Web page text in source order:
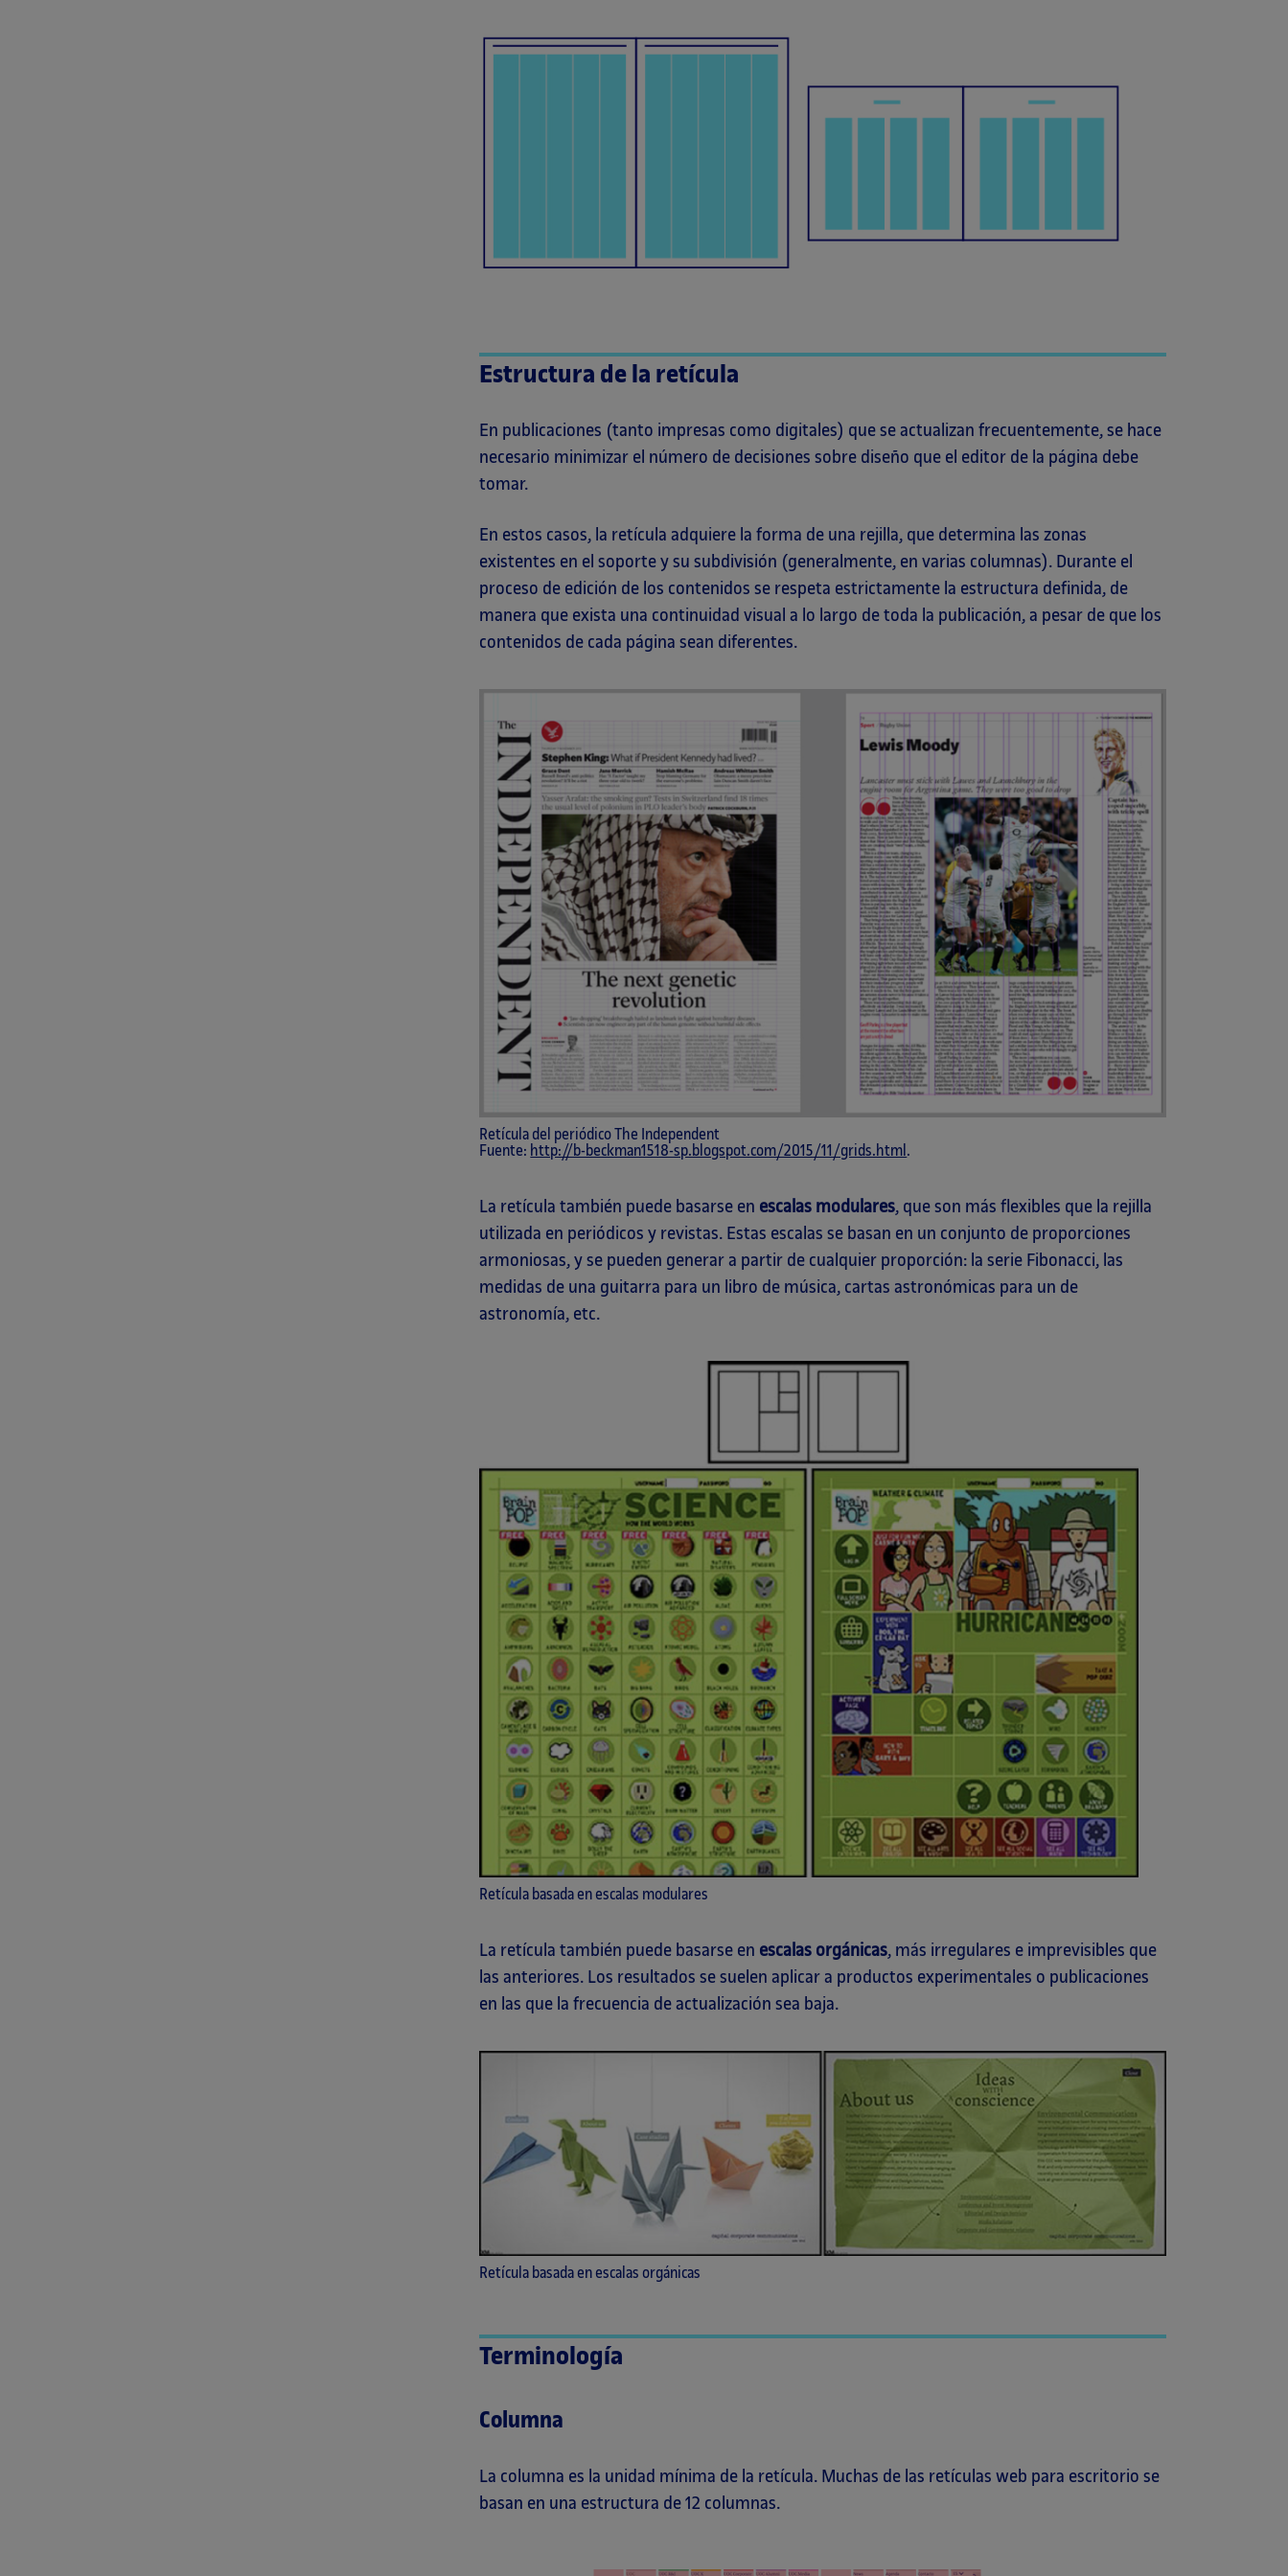
Estructura de la retícula
En publicaciones (tanto impresas como digitales) que se actualizan frecuentemente, se hace
necesario minimizar el número de decisiones sobre diseño que el editor de la página debe
tomar.
En estos casos, la retícula adquiere la forma de una rejilla, que determina las zonas
existentes en el soporte y su subdivisión (generalmente, en varias columnas). Durante el
proceso de edición de los contenidos se respeta estrictamente la estructura definida, de
manera que exista una continuidad visual a lo largo de toda la publicación, a pesar de que los
contenidos de cada página sean diferentes.
Retícula del periódico The Independent
Fuente: http://b-beckman1518-sp.blogspot.com/2015/11/grids.html .
La retícula también puede basarse en escalas modulares, que son más flexibles que la rejilla
utilizada en periódicos y revistas. Estas escalas se basan en un conjunto de proporciones
armoniosas, y se pueden generar a partir de cualquier proporción: la serie Fibonacci, las
medidas de una guitarra para un libro de música, cartas astronómicas para un de
astronomía, etc.
Retícula basada en escalas modulares
La retícula también puede basarse en escalas orgánicas, más irregulares e imprevisibles que
las anteriores. Los resultados se suelen aplicar a productos experimentales o publicaciones
en las que la frecuencia de actualización sea baja.
Retícula basada en escalas orgánicas
Terminología
Columna
La columna es la unidad mínima de la retícula. Muchas de las retículas web para escritorio se
basan en una estructura de 12 columnas.